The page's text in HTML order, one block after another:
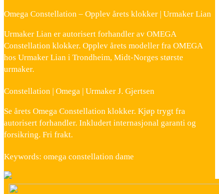
Omega Constellation – Opplev årets klokker | Urmaker Lian
Urmaker Lian er autorisert forhandler av OMEGA
Constellation klokker. Opplev årets modeller fra OMEGA
hos Urmaker Lian i Trondheim, Midt-Norges største
urmaker.
Constellation | Omega | Urmaker J. Gjertsen
Se årets Omega Constellation klokker. Kjøp trygt fra
autorisert forhandler. Inkludert internasjonal garanti og
forsikring. Fri frakt.
Keywords: omega constellation dame